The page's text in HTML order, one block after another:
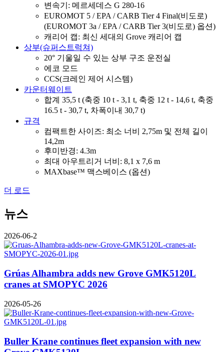
변속기: 메르세데스 G 280-16
EUROMOT 5 / EPA / CARB Tier 4 Final(비도로)
(EUROMOT 3a / EPA / CARB Tier 3(비도로) 옵션)
캐리어 캡: 최신 세대의 Grove 캐리어 캡
상부(슈퍼스트럭쳐)
20° 기울일 수 있는 상부 구조 운전실
에코 모드
CCS(크레인 제어 시스템)
카운터웨이트
합계 35,5 t (축중 10 t - 3,1 t, 축중 12 t - 14,6 t, 축중
16.5 t - 30,7 t, 차폭이내 30,7 t)
규격
컴팩트한 사이즈: 최소 너비 2,75m 및 전체 길이
14,2m
후미반경: 4.3m
최대 아우트리거 너비: 8,1 x 7,6 m
MAXbase™ 맥스베이스 (옵션)
더 로드
뉴스
2026-06-2
Grúas Alhambra adds new Grove GMK5120L
cranes at SMOPYC 2026
2026-05-26
Buller Krane continues fleet expansion with new